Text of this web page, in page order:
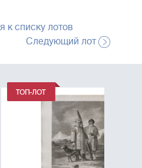
к списку лотов
Следующий лот